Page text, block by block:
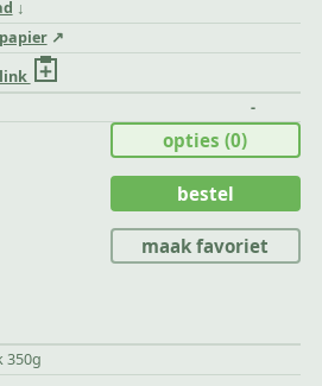
-
350g
opties(0)
bestel
maak favoriet